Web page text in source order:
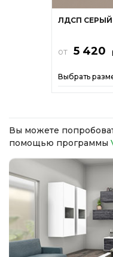
ЛДСП
от 5 420
Выбрать
Вы можете
помощью программы